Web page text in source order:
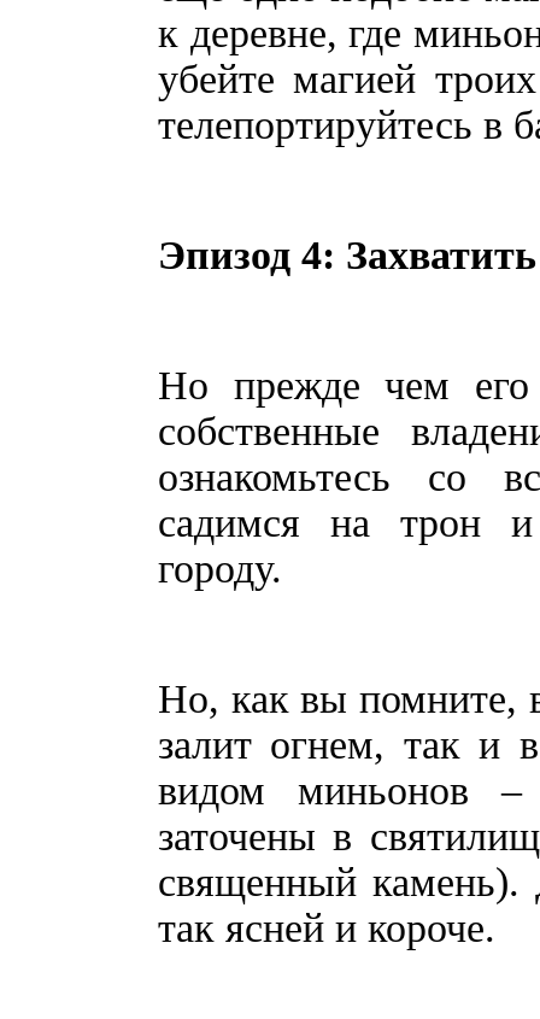
к деревне, где
убейте магией
телепортируйтесь в
Эпизод 4:
Но прежде чем его
собственные
ознакомьтесь со
садимся на трон и
городу.
Но, как вы помните,
залит огнем, так и
видом миньонов
заточены в
священный камень).
так ясней и короче.